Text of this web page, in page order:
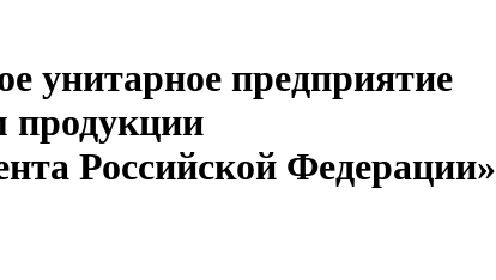
унитарное предприятие
продукции
Российской Федерации»